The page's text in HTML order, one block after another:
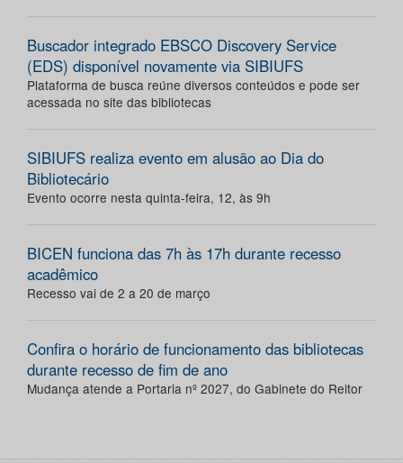
Buscador integrado EBSCO Discovery Service
(EDS) disponível novamente via SIBIUFS
Plataforma de busca reúne diversos conteúdos e pode ser
acessada no site das bibliotecas
SIBIUFS realiza evento em alusão ao Dia do
Bibliotecário
Evento ocorre nesta quinta-feira, 12, às 9h
BICEN funciona das 7h às 17h durante recesso
acadêmico
Recesso vai de 2 a 20 de março
Confira o horário de funcionamento das bibliotecas
durante recesso de fim de ano
Mudança atende a Portaria nº 2027, do Gabinete do Reitor